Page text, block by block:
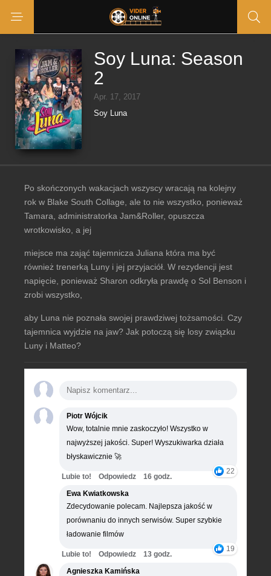
Soy Luna: Season
2
Apr. 17, 2017
Soy Luna
Po skończonych wakacjach wszyscy wracają na kolejny
rok w Blake South Collage, ale to nie wszystko, ponieważ
Tamara, administratorka Jam&Roller, opuszcza
wrotkowisko, a jej
miejsce ma zająć tajemnicza Juliana która ma być
również trenerką Luny i jej przyjaciół. W rezydencji jest
napięcie, ponieważ Sharon odkryła prawdę o Sol Benson i
zrobi wszystko,
aby Luna nie poznała swojej prawdziwej tożsamości. Czy
tajemnica wyjdzie na jaw? Jak potoczą się losy związku
Luny i Matteo?
Piotr Wójcik
Wow, totalnie mnie zaskoczyło! Wszystko w
najwyższej jakości. Super! Wyszukiwarka działa
błyskawicznie 🚀
22
Lubie to! Odpowiedz
16 godz.
Ewa Kwiatkowska
Zdecydowanie polecam. Najlepsza jakość w
porównaniu do innych serwisów. Super szybkie
ładowanie filmów
19
Lubie to! Odpowiedz
13 godz.
Agnieszka Kamińska